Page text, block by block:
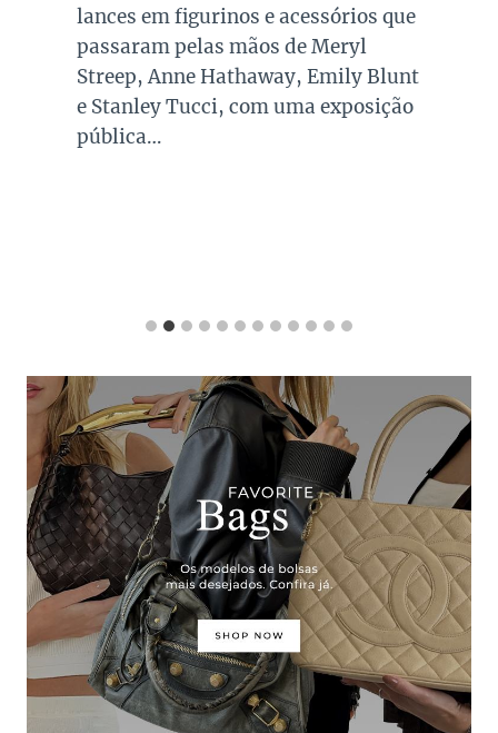
lances em figurinos e acessórios que
passaram pelas mãos de Meryl
Streep, Anne Hathaway, Emily Blunt
e Stanley Tucci, com uma exposição
pública…